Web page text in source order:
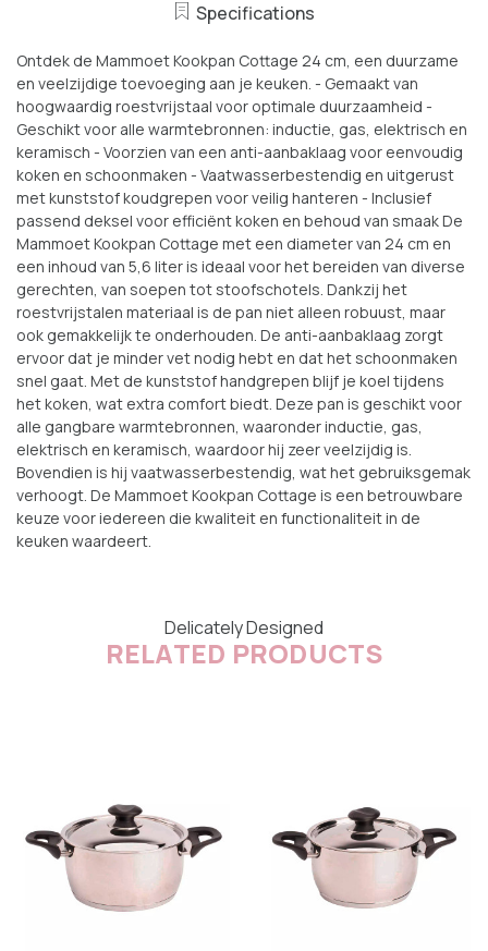
Specifications
Ontdek de Mammoet Kookpan Cottage 24 cm, een duurzame
en veelzijdige toevoeging aan je keuken. - Gemaakt van
hoogwaardig roestvrijstaal voor optimale duurzaamheid -
Geschikt voor alle warmtebronnen: inductie, gas, elektrisch en
keramisch - Voorzien van een anti-aanbaklaag voor eenvoudig
koken en schoonmaken - Vaatwasserbestendig en uitgerust
met kunststof koudgrepen voor veilig hanteren - Inclusief
passend deksel voor efficiënt koken en behoud van smaak De
Mammoet Kookpan Cottage met een diameter van 24 cm en
een inhoud van 5,6 liter is ideaal voor het bereiden van diverse
gerechten, van soepen tot stoofschotels. Dankzij het
roestvrijstalen materiaal is de pan niet alleen robuust, maar
ook gemakkelijk te onderhouden. De anti-aanbaklaag zorgt
ervoor dat je minder vet nodig hebt en dat het schoonmaken
snel gaat. Met de kunststof handgrepen blijf je koel tijdens
het koken, wat extra comfort biedt. Deze pan is geschikt voor
alle gangbare warmtebronnen, waaronder inductie, gas,
elektrisch en keramisch, waardoor hij zeer veelzijdig is.
Bovendien is hij vaatwasserbestendig, wat het gebruiksgemak
verhoogt. De Mammoet Kookpan Cottage is een betrouwbare
keuze voor iedereen die kwaliteit en functionaliteit in de
keuken waardeert.
Delicately Designed
RELATED PRODUCTS